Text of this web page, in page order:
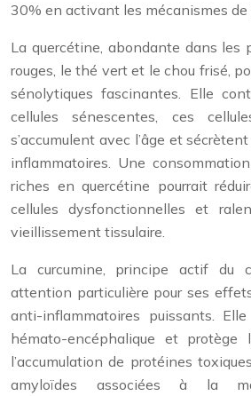
30% en activant les mécanismes
La quercétine, abondante dans les
rouges, le thé vert et le chou frisé,
sénolytiques fascinantes. Elle
cellules sénescentes, ces
s’accumulent avec l’âge et
inflammatoires. Une
riches en quercétine pourrait
cellules dysfonctionnelles et
vieillissement tissulaire.
La curcumine, principe actif du
attention particulière pour ses
anti-inflammatoires puissants.
hémato-encéphalique et protège
l’accumulation de protéines
amyloïdes associées à la